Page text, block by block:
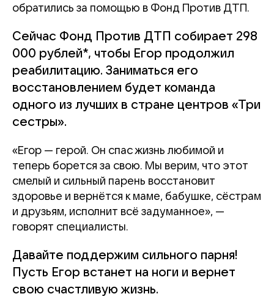
обратились за помощью в Фонд Против ДТП.
Сейчас Фонд Против ДТП собирает 298
000 рублей*, чтобы Егор продолжил
реабилитацию. Заниматься его
восстановлением будет команда
одного из лучших в стране центров «Три
сестры».
«Егор — герой. Он спас жизнь любимой и
теперь борется за свою. Мы верим, что этот
смелый и сильный парень восстановит
здоровье и вернётся к маме, бабушке, сёстрам
и друзьям, исполнит всё задуманное», —
говорят специалисты.
Давайте поддержим сильного парня!
Пусть Егор встанет на ноги и вернет
свою счастливую жизнь.